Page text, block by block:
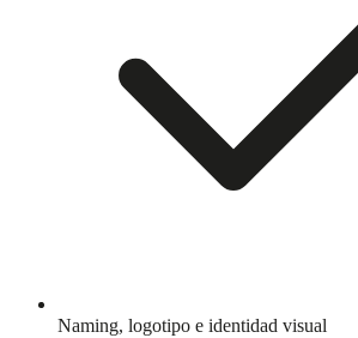
Naming, logotipo e identidad visual